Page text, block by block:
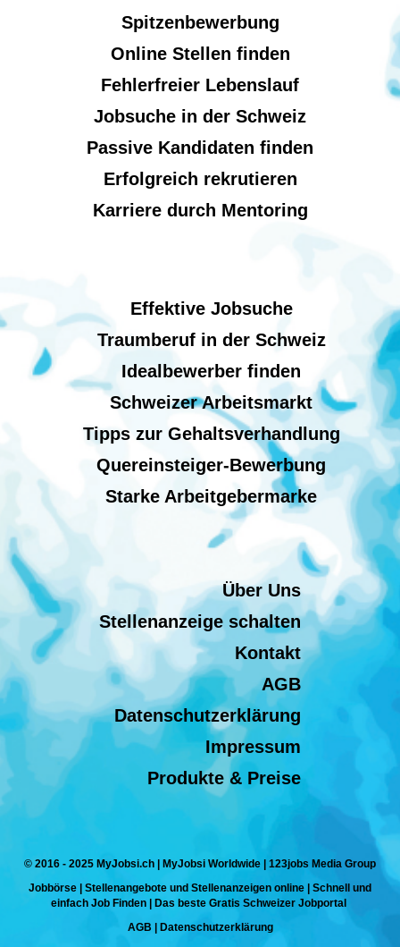
Spitzenbewerbung
Online Stellen finden
Fehlerfreier Lebenslauf
Jobsuche in der Schweiz
Passive Kandidaten finden
Erfolgreich rekrutieren
Karriere durch Mentoring
Effektive Jobsuche
Traumberuf in der Schweiz
Idealbewerber finden
Schweizer Arbeitsmarkt
Tipps zur Gehaltsverhandlung
Quereinsteiger-Bewerbung
Starke Arbeitgebermarke
Über Uns
Stellenanzeige schalten
Kontakt
AGB
Datenschutzerklärung
Impressum
Produkte & Preise
© 2016 - 2025 MyJobsi.ch | MyJobsi Worldwide | 123jobs Media Group
Jobbörse | Stellenangebote und Stellenanzeigen online | Schnell und
einfach Job Finden | Das beste Gratis Schweizer Jobportal
AGB
Datenschutzerklärung